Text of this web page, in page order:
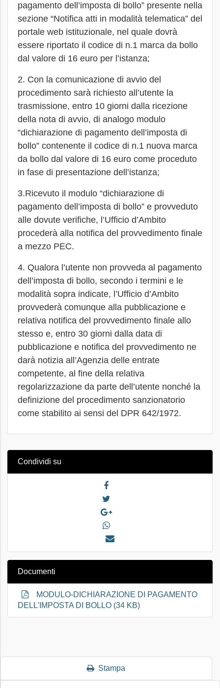
pagamento dell’imposta di bollo” presente nella
sezione “Notifica atti in modalità telematica” del
portale web istituzionale, nel quale dovrà
essere riportato il codice di n.1 marca da bollo
dal valore di 16 euro per l’istanza;
2. Con la comunicazione di avvio del
procedimento sarà richiesto all’utente la
trasmissione, entro 10 giorni dalla ricezione
della nota di avvio, di analogo modulo
“dichiarazione di pagamento dell’imposta di
bollo” contenente il codice di n.1 nuova marca
da bollo dal valore di 16 euro come proceduto
in fase di presentazione dell’istanza;
3.Ricevuto il modulo “dichiarazione di
pagamento dell’imposta di bollo” e provveduto
alle dovute verifiche, l’Ufficio d’Ambito
procederà alla notifica del provvedimento finale
a mezzo PEC.
4. Qualora l’utente non provveda al pagamento
dell’imposta di bollo, secondo i termini e le
modalità sopra indicate, l’Ufficio d’Ambito
provvederà comunque alla pubblicazione e
relativa notifica del provvedimento finale allo
stesso e, entro 30 giorni dalla data di
pubblicazione e notifica del provvedimento ne
darà notizia all’Agenzia delle entrate
competente, al fine della relativa
regolarizzazione da parte dell’utente nonché la
definizione del procedimento sanzionatorio
come stabilito ai sensi del DPR 642/1972.
Condividi su
Documenti
MODULO-DICHIARAZIONE DI PAGAMENTO
DELL'IMPOSTA DI BOLLO (34 KB)
Stampa